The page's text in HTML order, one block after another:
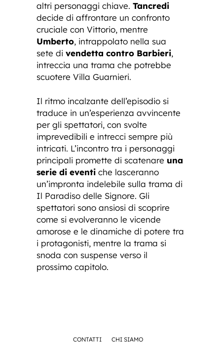
altri personaggi chiave. Tancredi
decide di affrontare un confronto
cruciale con Vittorio, mentre
Umberto, intrappolato nella sua
sete di vendetta contro Barbieri,
intreccia una trama che potrebbe
scuotere Villa Guarnieri.
Il ritmo incalzante dell’episodio si
traduce in un’esperienza avvincente
per gli spettatori, con svolte
imprevedibili e intrecci sempre più
intricati. L’incontro tra i personaggi
principali promette di scatenare una
serie di eventi che lasceranno
un’impronta indelebile sulla trama di
Il Paradiso delle Signore. Gli
spettatori sono ansiosi di scoprire
come si evolveranno le vicende
amorose e le dinamiche di potere tra
i protagonisti, mentre la trama si
snoda con suspense verso il
prossimo capitolo.
CONTATTI CHI SIAMO